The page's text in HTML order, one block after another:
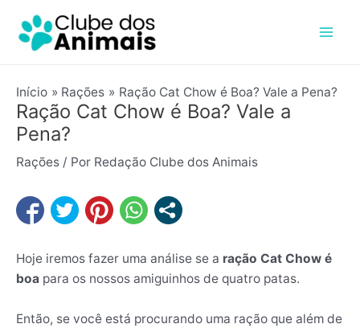
para
Início Rações Ração Cat Chow é Boa? Vale a Pena?
Ração Cat Chow é Boa? Vale a
Pena?
Rações / Por Redação Clube dos Animais
Hoje iremos fazer uma análise se a ração Cat Chow é
boa para os nossos amiguinhos de quatro patas.
Então, se você está procurando uma ração que além de
navigation